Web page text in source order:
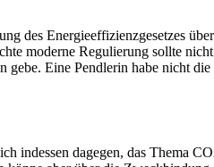
des Energieeffizienzgesetzes
moderne Regulierung sollte
gebe. Eine Pendlerin habe nicht
indessen dagegen, das Thema